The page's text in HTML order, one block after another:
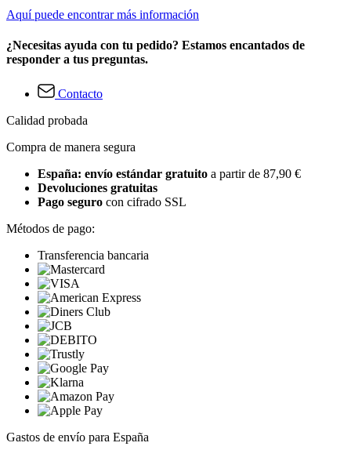
Aquí puede encontrar más información
¿Necesitas ayuda con tu pedido? Estamos encantados de
responder a tus preguntas.
Contacto
Calidad probada
Compra de manera segura
España: envío estándar gratuito a partir de 87,90 €
Devoluciones gratuitas
Pago seguro con cifrado SSL
Métodos de pago:
Transferencia bancaria
Gastos de envío para España